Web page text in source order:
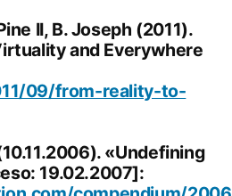
II, B. Joseph (2011).
and Everywhere
09/from-reality-to-
«Undefining
19.02.2007]: